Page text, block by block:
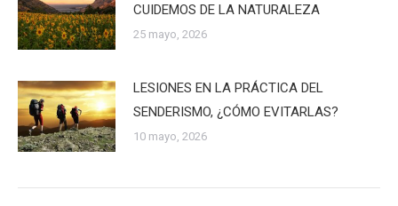
CUIDEMOS DE LA NATURALEZA
25 mayo, 2026
LESIONES EN LA PRÁCTICA DEL
SENDERISMO, ¿CÓMO EVITARLAS?
10 mayo, 2026